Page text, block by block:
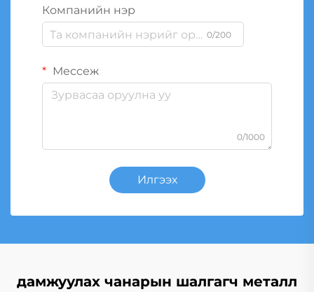
Компанийн нэр
0/200
Мессеж
0/1000
Илгээх
дамжуулах чанарын шалгагч металл